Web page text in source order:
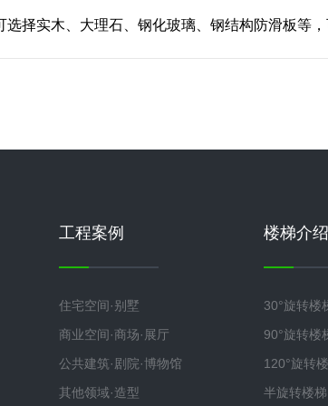
择实木、大理石、钢化玻璃、钢结构防滑板等
工程案例
住宅空间·别墅
商业空间·商场·展厅
公共建筑·剧院·博物馆
其他领域·造型
楼梯介绍
30°旋转楼
90°旋转楼
120°旋转
半旋转楼梯